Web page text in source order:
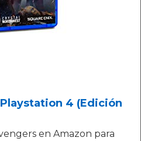
4 (Edición
en Amazon para